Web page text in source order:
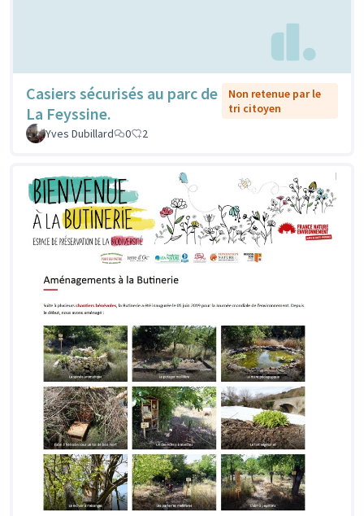
Casiers sécurisés au parc de
La Feyssine.
Non retenue par le
tri citoyen
Yves Dubillard
0 2